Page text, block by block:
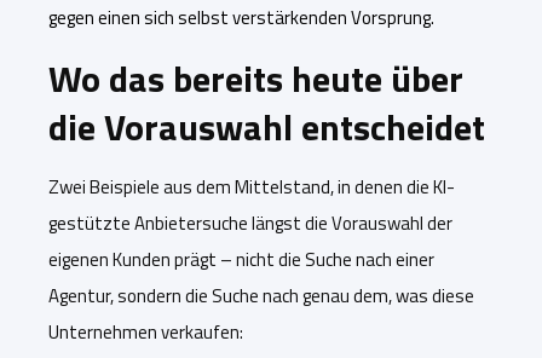
gegen einen sich selbst verstärkenden Vorsprung.
Wo das bereits heute über
die Vorauswahl entscheidet
Zwei Beispiele aus dem Mittelstand, in denen die KI-
gestützte Anbietersuche längst die Vorauswahl der
eigenen Kunden prägt – nicht die Suche nach einer
Agentur, sondern die Suche nach genau dem, was diese
Unternehmen verkaufen: